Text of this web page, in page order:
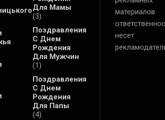
Для Мамы
(3)
Поздравления
С Днем
Рождения
Для Мужчин
(1)
Поздравления
С Днем
Рождения
Для Папы
(4)
материалов
несет